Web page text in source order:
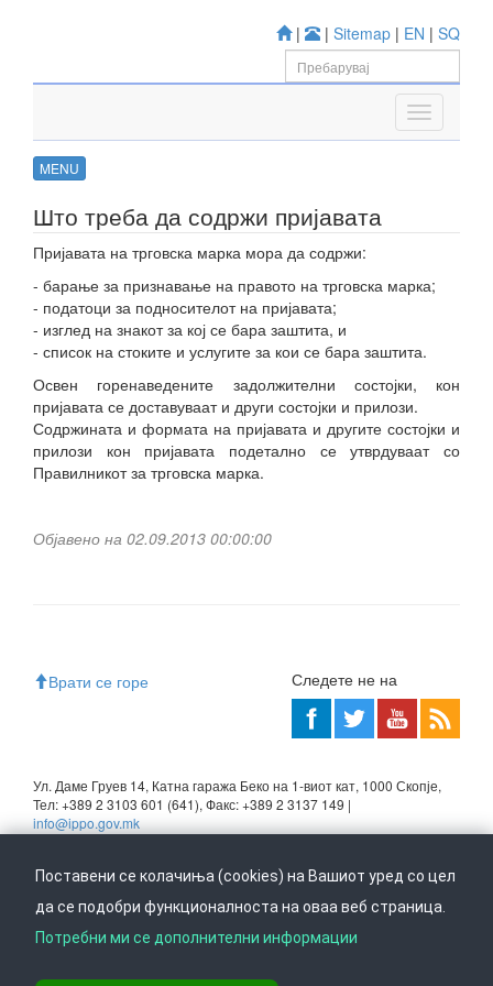
| | Sitemap | EN | SQ
MENU
Што треба да содржи пријавата
Пријавата на трговска марка мора да содржи:
- барање за признавање на правото на трговска марка;
- податоци за подносителот на пријавата;
- изглед на знакот за кој се бара заштита, и
- список на стоките и услугите за кои се бара заштита.
Освен горенаведените задолжителни состојки, кон
пријавата се доставуваат и други состојки и прилози.
Содржината и формата на пријавата и другите состојки и
прилози кон пријавата подетално се утврдуваат со
Правилникот за трговска марка.
Објавено на 02.09.2013 00:00:00
Врати се горе Следете не на
Ул. Даме Груев 14, Катна гаража Беко на 1-виот кат, 1000 Скопје,
Тел: +389 2 3103 601 (641), Факс: +389 2 3137 149 |
info@ippo.gov.mk
Поставени се колачиња (cookies) на Вашиот уред со цел
да се подобри функционалноста на оваа веб страница.
Потребни ми се дополнителни информации